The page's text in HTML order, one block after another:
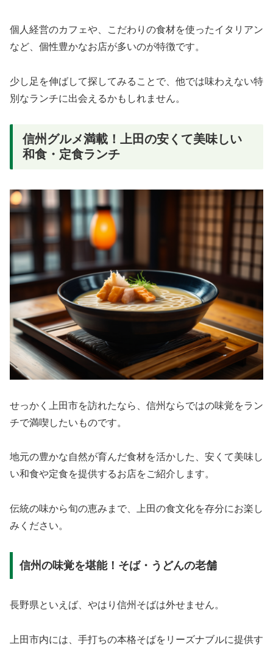
個人経営のカフェや、こだわりの食材を使ったイタリアン
など、個性豊かなお店が多いのが特徴です。
少し足を伸ばして探してみることで、他では味わえない特
別なランチに出会えるかもしれません。
信州グルメ満載！上田の安くて美味しい
和食・定食ランチ
せっかく上田市を訪れたなら、信州ならではの味覚をラン
チで満喫したいものです。
地元の豊かな自然が育んだ食材を活かした、安くて美味し
い和食や定食を提供するお店をご紹介します。
伝統の味から旬の恵みまで、上田の食文化を存分にお楽し
みください。
信州の味覚を堪能！そば・うどんの老舗
長野県といえば、やはり信州そばは外せません。
上田市内には、手打ちの本格そばをリーズナブルに提供す